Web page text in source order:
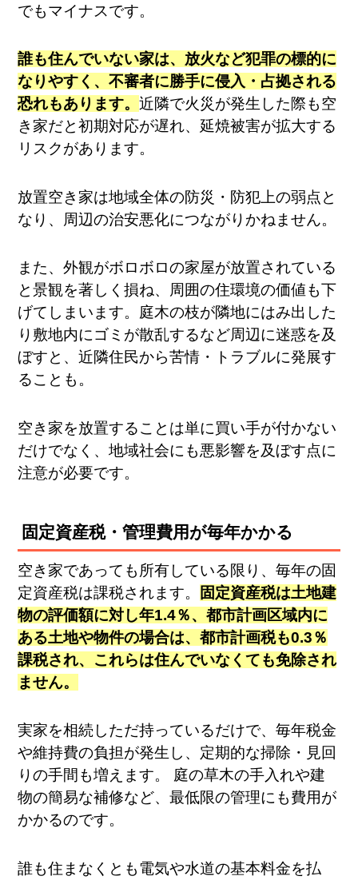
でもマイナスです。
誰も住んでいない家は、放火など犯罪の標的に
なりやすく、不審者に勝手に侵入・占拠される
恐れもあります​。近隣で火災が発生した際も空
き家だと初期対応が遅れ、延焼被害が拡大する
リスクがあります​。
放置空き家は地域全体の防災・防犯上の弱点と
なり、周辺の治安悪化につながりかねません​。
また、外観がボロボロの家屋が放置されている
と景観を著しく損ね、周囲の住環境の価値も下
げてしまいます​。庭木の枝が隣地にはみ出した
り敷地内にゴミが散乱するなど周辺に迷惑を及
ぼすと、近隣住民から苦情・トラブルに発展す
ることも。
空き家を放置することは単に買い手が付かない
だけでなく、地域社会にも悪影響を及ぼす点に
注意が必要です。
固定資産税・管理費用が毎年かかる
空き家であっても所有している限り、毎年の固
定資産税は課税されます。
固定資産税は土地建
物の評価額に対し年1.4％、都市計画区域内に
ある土地や物件の場合は、都市計画税も0.3％
課税され​、これらは住んでいなくても免除され
ません。
実家を相続しただ持っているだけで、毎年税金
や維持費の負担が発生し、定期的な掃除・見回
りの手間も増えます​。 庭の草木の手入れや建
物の簡易な補修など、最低限の管理にも費用が
かかるのです。
誰も住まなくとも電気や水道の基本料金を払